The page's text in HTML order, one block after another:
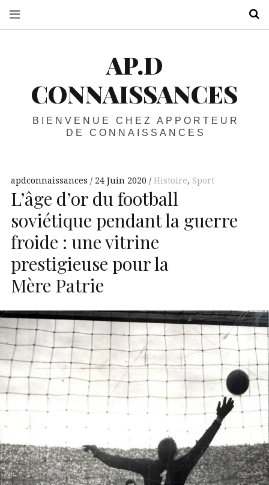
AP.D
CONNAISSANCES
BIENVENUE CHEZ APPORTEUR
DE CONNAISSANCES
apdconnaissances 24 Juin 2020 Histoire, Sport
L’âge d’or du football
soviétique pendant la guerre
froide : une vitrine
prestigieuse pour la
Mère Patrie